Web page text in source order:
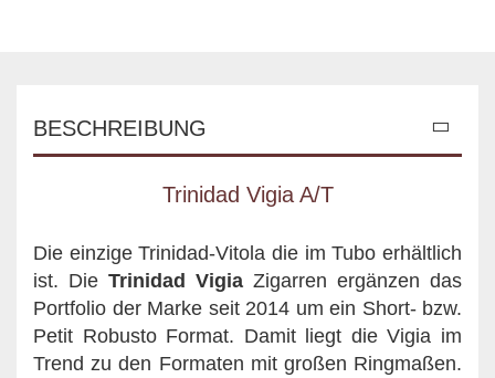
BESCHREIBUNG
Trinidad Vigia A/T
Die einzige Trinidad-Vitola die im Tubo erhältlich
ist. Die Trinidad Vigia Zigarren ergänzen das
Portfolio der Marke seit 2014 um ein Short- bzw.
Petit Robusto Format. Damit liegt die Vigia im
Trend zu den Formaten mit großen Ringmaßen.